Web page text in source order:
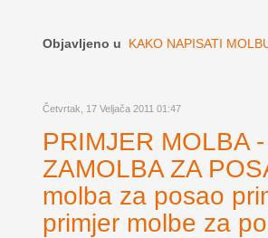
Objavljeno u KAKO NAPISATI
Četvrtak, 17 Veljača 2011 01:47
PRIMJER MOLBA -
ZAMOLBA ZA
molba za posao
primjer molbe za